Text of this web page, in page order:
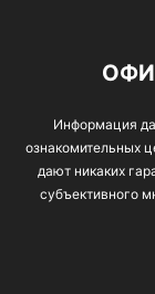
Информация
ознакомительных
дают никаких
субъективного